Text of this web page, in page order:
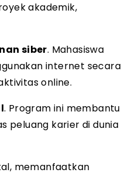
akademik,
siber. Mahasiswa
internet secara
online.
. Program ini membantu
peluang karier di dunia
memanfaatkan